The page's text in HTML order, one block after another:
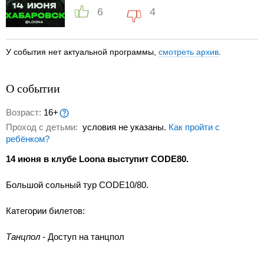
6 4
У события нет актуальной программы, смотреть архив
О событии
Возраст: 16+
Проход с детьми: условия не указаны. Как пройти с
ребёнком?
14 июня в клубе Loona выступит CODE80.
Большой сольный тур CODE10/80.
Категории билетов:
Танцпол - Доступ на танцпол